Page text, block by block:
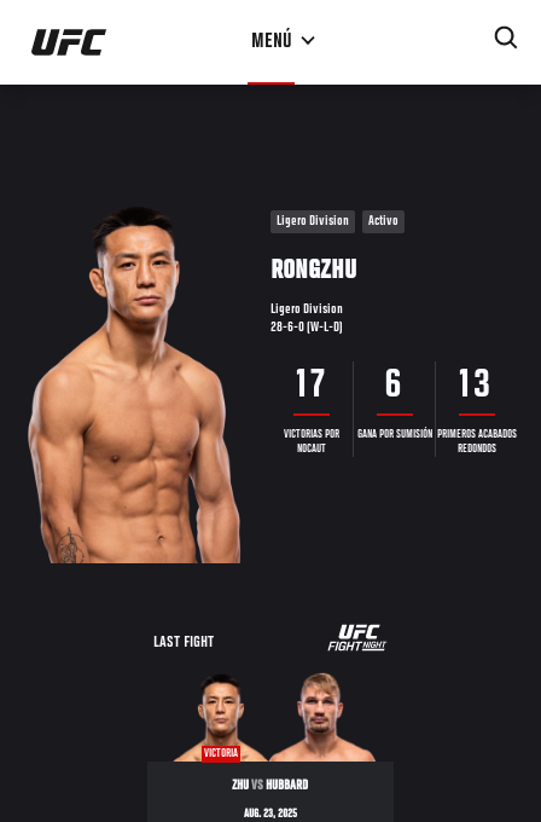
Pasar
contenido
MENÚ
Ligero Division Activo
RONGZHU
Ligero Division
28-6-0 (W-L-D)
17
VICTORIAS POR
NOCAUT
6
GANA POR SUMISIÓN
13
PRIMEROS ACABADOS
REDONDOS
LAST FIGHT
VICTORIA
ZHUVS HUBBARD
AUG. 23, 2025